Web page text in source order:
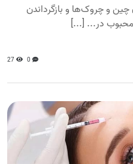
چین و چروک‌ها و بازگرداندن
محبوب در... [...]
0
27